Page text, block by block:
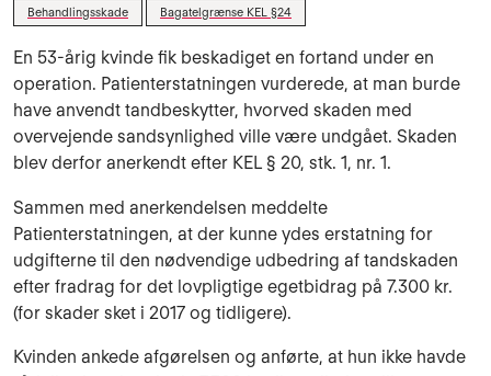
Behandlingsskade Bagatelgrænse KEL §24
En 53-årig kvinde fik beskadiget en fortand under en
operation. Patienterstatningen vurderede, at man burde
have anvendt tandbeskytter, hvorved skaden med
overvejende sandsynlighed ville være undgået. Skaden
blev derfor anerkendt efter KEL § 20, stk. 1, nr. 1.
Sammen med anerkendelsen meddelte
Patienterstatningen, at der kunne ydes erstatning for
udgifterne til den nødvendige udbedring af tandskaden
efter fradrag for det lovpligtige egetbidrag på 7.300 kr.
(for skader sket i 2017 og tidligere).
Kvinden ankede afgørelsen og anførte, at hun ikke havde